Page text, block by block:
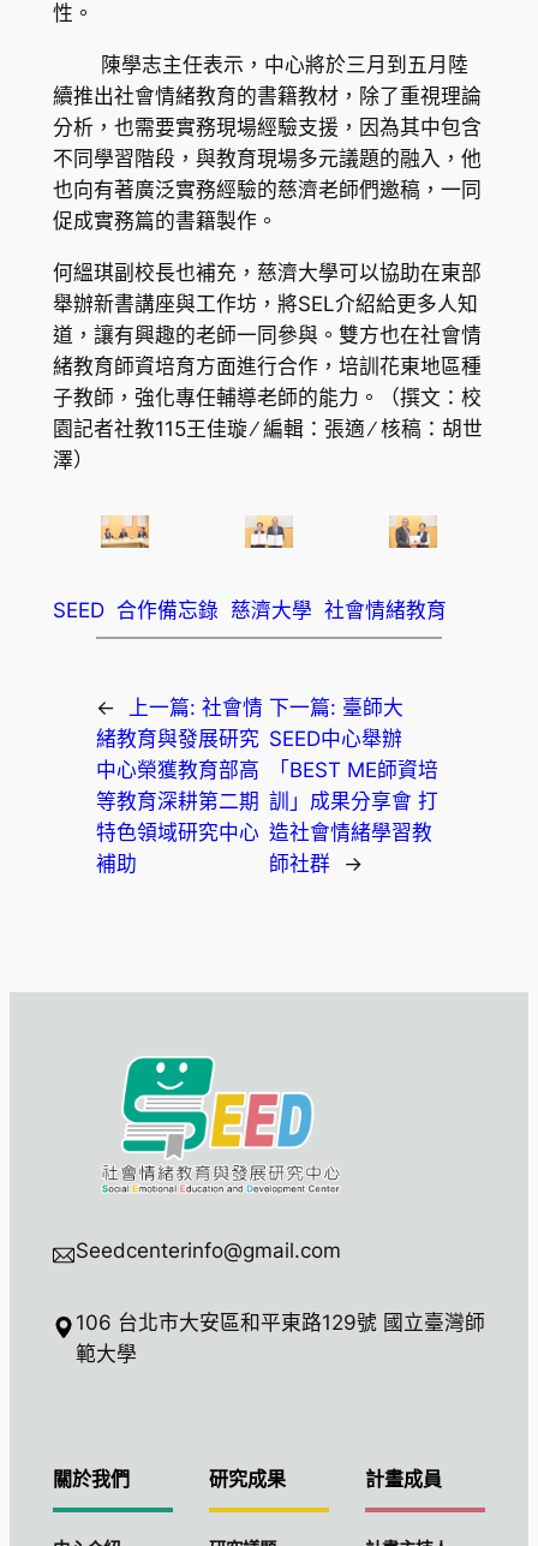
性。
陳學志主任表示，中心將於三月到五月陸
續推出社會情緒教育的書籍教材，除了重視理論
分析，也需要實務現場經驗支援，因為其中包含
不同學習階段，與教育現場多元議題的融入，他
也向有著廣泛實務經驗的慈濟老師們邀稿，一同
促成實務篇的書籍製作。
何縕琪副校長也補充，慈濟大學可以協助在東部
舉辦新書講座與工作坊，將SEL介紹給更多人知
道，讓有興趣的老師一同參與。雙方也在社會情
緒教育師資培育方面進行合作，培訓花東地區種
子教師，強化專任輔導老師的能力。（撰文：校
園記者社教115王佳璇 ∕ 編輯：張適 ∕ 核稿：胡世
澤）
SEED 合作備忘錄 慈濟大學 社會情緒教育
← 上一篇: 社會情
緒教育與發展研究
中心榮獲教育部高
等教育深耕第二期
特色領域研究中心
補助
下一篇: 臺師大
SEED中心舉辦
「BEST ME師資培
訓」成果分享會 打
造社會情緒學習教
師社群
→
Seedcenterinfo@gmail.com
106 台北市大安區和平東路129號 國立臺灣師
範大學
關於我們 研究成果 計畫成員